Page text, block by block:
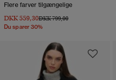
Flere farver tilgængelige
DKK 559,30Pris nedsat fra
DKK 799,00til
Du sparer 30%